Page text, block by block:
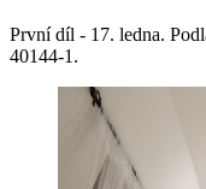
První díl - 17. ledna.
40144-1.